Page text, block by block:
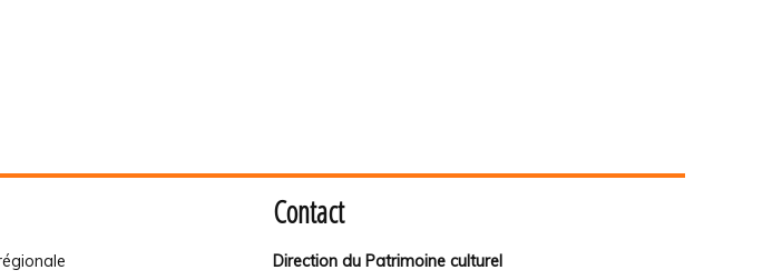
Contact
Direction du Patrimoine culturel